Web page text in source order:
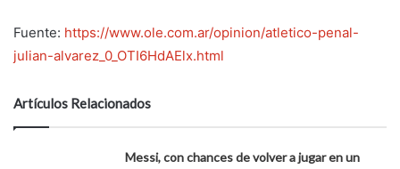
Fuente: https://www.ole.com.ar/opinion/atletico-penal-
julian-alvarez_0_OTI6HdAElx.html
Artículos Relacionados
Messi, con chances de volver a jugar en un